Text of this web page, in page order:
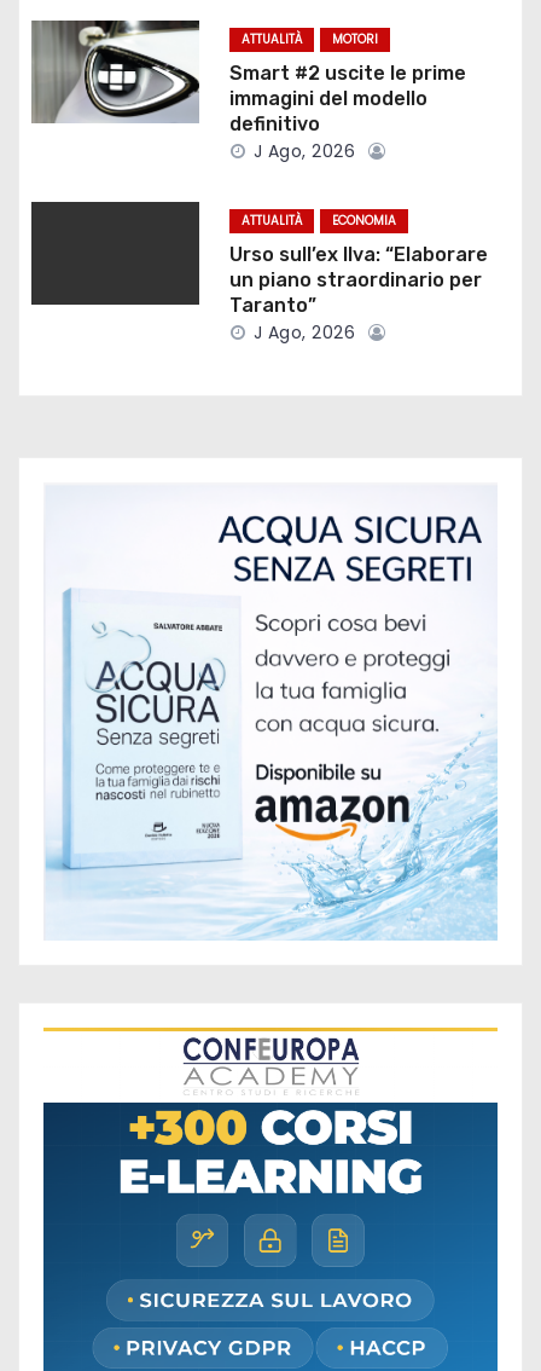
n
e
a
ATTUALITÀ MOTORI
Smart #2 uscite le prime
immagini del modello
definitivo
J Ago, 2026
ATTUALITÀ ECONOMIA
Urso sull’ex Ilva: “Elaborare
un piano straordinario per
Taranto”
J Ago, 2026